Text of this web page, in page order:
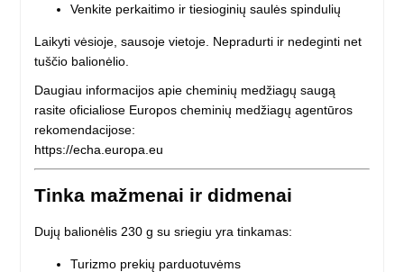
Venkite perkaitimo ir tiesioginių saulės spindulių
Laikyti vėsioje, sausoje vietoje. Nepradurti ir nedeginti net
tuščio balionėlio.
Daugiau informacijos apie cheminių medžiagų saugą
rasite oficialiose Europos cheminių medžiagų agentūros
rekomendacijose:
https://echa.europa.eu
Tinka mažmenai ir didmenai
Dujų balionėlis 230 g su sriegiu yra tinkamas:
Turizmo prekių parduotuvėms